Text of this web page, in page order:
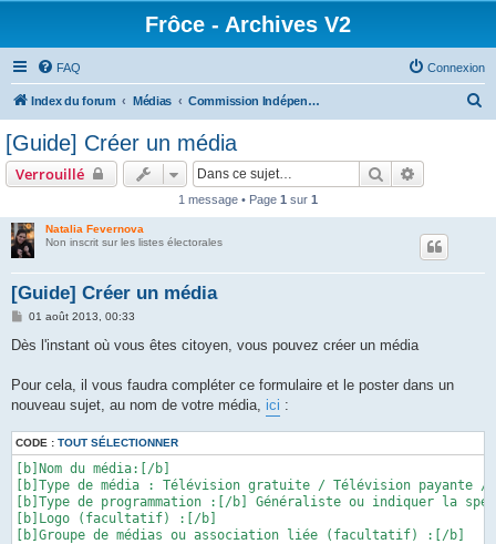
Frôce - Archives V2
FAQ Connexion
Index du forum Médias Commission Indépendante de Protection de la Culture
[Guide] Créer un média
Verrouillé Rechercher
1 message • Page 1 sur 1
Natalia Fevernova
Non inscrit sur les listes électorales
[Guide] Créer un média
M
s
g
01 août 2013, 00:33
Dès l'instant où vous êtes citoyen, vous pouvez créer un média
Pour cela, il vous faudra compléter ce formulaire et le poster dans un
nouveau sujet, au nom de votre média, ici :
CODE : TOUT SÉLECTIONNER
[b]Nom du média:[/b]
[b]Type de média : Télévision gratuite / Télévision payante
[b]Type de programmation :[/b] Généraliste ou indiquer la
[b]Logo (facultatif) :[/b]
[b]Groupe de médias ou association liée (facultatif) :[/b]